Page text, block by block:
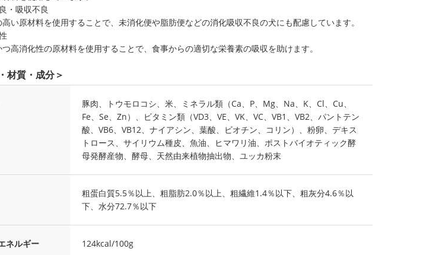
・吸収不良
い原材料を使用することで、未消化便や脂肪便などの消化吸収不良の犬にも配慮しています。
高消化性の原材料を使用することで、食事からの適切な栄養素の吸収を助けます。
材質・成分＞
豚肉、トウモロコシ、米、ミネラル類（Ca、P、Mg、Na、K、Cl、Cu、
Fe、Se、Zn）、ビタミン類（VD3、VE、VK、VC、VB1、VB2、パントテン
酸、VB6、VB12、ナイアシン、葉酸、ビオチン、コリン）、粉卵、デキス
トロース、サイリウム種皮、魚油、ヒマワリ油、ポストバイオティック酵
母発酵産物、酵母、天然由来植物抽出物、ユッカ粉末
粗蛋白質5.5％以上、粗脂肪2.0％以上、粗繊維1.4％以下、粗灰分4.6％以
下、水分72.7％以下
ネルギー 124kcal/100g